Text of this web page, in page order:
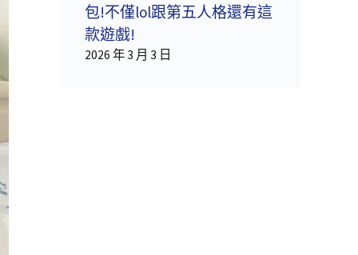
包!不僅lol跟第五人格還有這
款遊戲!
2026 年 3 月 3 日